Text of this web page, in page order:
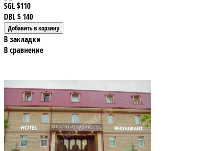
SGL$110
DBL$ 140
В закладки
В сравнение